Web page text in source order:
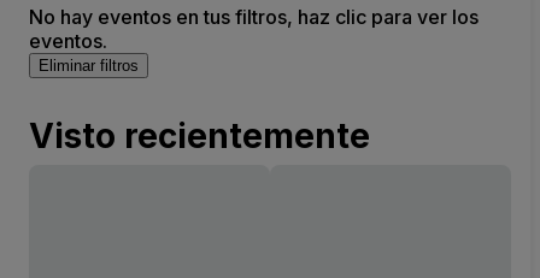
No hay eventos en tus filtros, haz clic para ver los
eventos.
Eliminar filtros
Visto recientemente